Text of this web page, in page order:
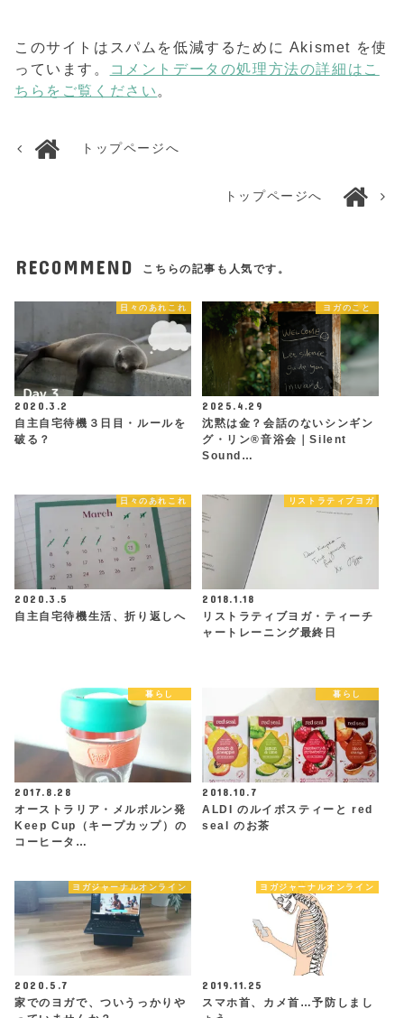
このサイトはスパムを低減するために Akismet を使
っています。
コメントデータの処理方法の詳細はこ
ちらをご覧ください 。
トップページへ
トップページへ
RECOMMEND こちらの記事も人気です。
日々のあれこれ
2020.3.2
自主自宅待機３日目・ルールを
破る？
ヨガのこと
2025.4.29
沈黙は金？会話のないシンギン
グ・リン®︎音浴会｜Silent
Sound…
日々のあれこれ
2020.3.5
自主自宅待機生活、折り返しへ
リストラティブヨガ
2018.1.18
リストラティブヨガ・ティーチ
ャートレーニング最終日
暮らし
2017.8.28
オーストラリア・メルボルン発
Keep Cup（キープカップ）の
コーヒータ…
暮らし
2018.10.7
ALDI のルイボスティーと red
seal のお茶
ヨガジャーナルオンライン
2020.5.7
家でのヨガで、ついうっかりや
ヨガジャーナルオンライン
2019.11.25
スマホ首、カメ首…予防しまし